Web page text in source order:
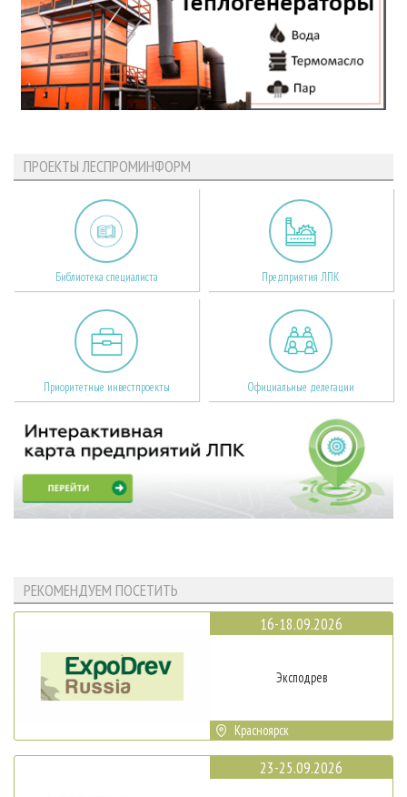
ПРОЕКТЫ ЛЕСПРОМИНФОРМ
Библиотека специалиста Предприятия ЛПК
Приоритетные инвестпроекты Официальные делегации
РЕКОМЕНДУЕМ ПОСЕТИТЬ
16-18.09.2026
Эксподрев
Красноярск
23-25.09.2026